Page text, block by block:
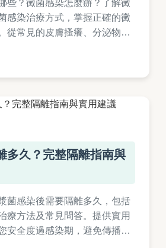
些？黴菌感染怎麼辦？了解黴
感染治療方式，掌握正確的黴
從常見的皮膚搔癢、分泌物異
，提供日常護理建議與醫療處
效解決黴菌困擾。
多久？完整隔離指南與
菌感染後需要隔離多久，包括
療方法及常見問答。提供實用
安全度過感染期，避免傳播給